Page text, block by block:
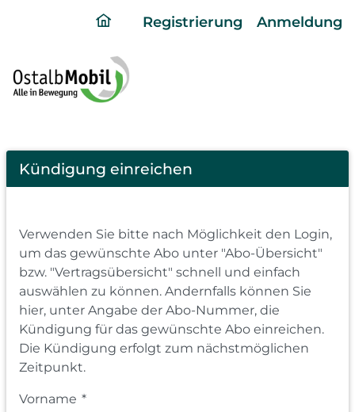
ding
page
Registrierung Anmeldung
Cancel
Abo
Kündigung einreichen
Verwenden Sie bitte nach Möglichkeit den Login,
um das gewünschte Abo unter "Abo-Übersicht"
bzw. "Vertragsübersicht" schnell und einfach
auswählen zu können. Andernfalls können Sie
hier, unter Angabe der Abo-Nummer, die
Kündigung für das gewünschte Abo einreichen.
Die Kündigung erfolgt zum nächstmöglichen
Zeitpunkt.
Vorname *